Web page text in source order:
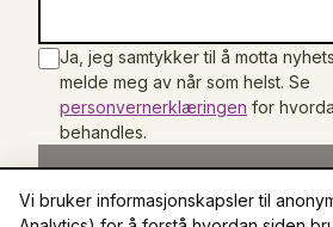
Ja, jeg samtykker til å motta
melde meg av når som helst. Se
personvernerklæringen for
behandles.
Meld meg på
Vi bruker informasjonskapsler til